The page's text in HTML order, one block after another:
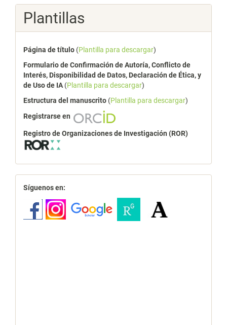
Plantillas
Página de título (Plantilla para descargar)
Formulario de Confirmación de Autoría, Conflicto de
Interés, Disponibilidad de Datos, Declaración de Ética, y
de Uso de IA (Plantilla para descargar)
Estructura del manuscrito (Plantilla para descargar)
Registrarse en
Registro de Organizaciones de Investigación (ROR)
redes
Síguenos en: